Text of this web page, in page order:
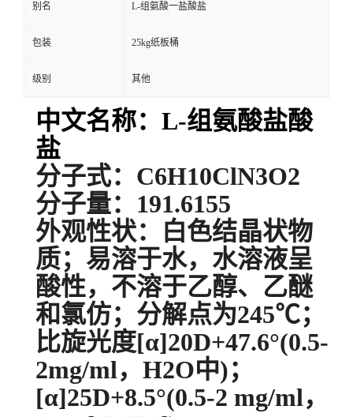
别名 L-组氨酸一盐酸盐
包装 25kg纸板桶
级别 其他
中文名称：L-组氨酸盐酸
盐
分子式：C6H10ClN3O2
分子量：191.6155
外观性状：白色结晶状物
质；易溶于水，水溶液呈
酸性，不溶于乙醇、乙醚
和氯仿；分解点为245℃；
比旋光度[α]20D+47.6°(0.5-
2mg/ml，H2O中)；
[α]25D+8.5°(0.5-2 mg/ml，